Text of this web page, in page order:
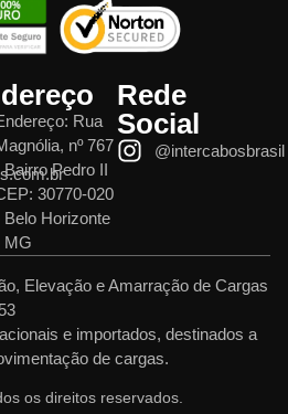
Rua
nº 767
Bairro Pedro II
30770-020
Belo Horizonte
MG
Rede
Social
@intercabosbrasil
Elevação e Amarração de Cargas
e importados, destinados a
de cargas.
os direitos reservados.